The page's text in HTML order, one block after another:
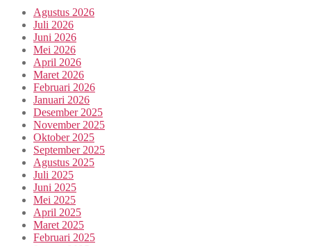
Agustus 2026
Juli 2026
Juni 2026
Mei 2026
April 2026
Maret 2026
Februari 2026
Januari 2026
Desember 2025
November 2025
Oktober 2025
September 2025
Agustus 2025
Juli 2025
Juni 2025
Mei 2025
April 2025
Maret 2025
Februari 2025